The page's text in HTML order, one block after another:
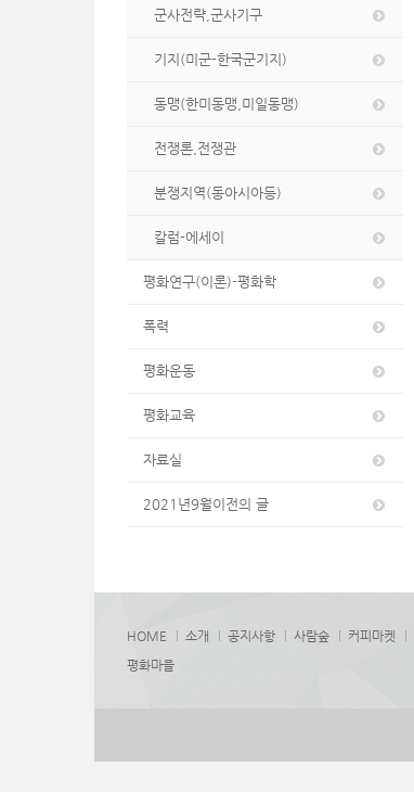
군사전략,군사기구
기지(미군-한국군기지)
동맹(한미동맹,미일동맹)
전쟁론,전쟁관
분쟁지역(동아시아등)
칼럼-에세이
평화연구(이론)-평화학
폭력
평화운동
평화교육
자료실
2021년9월이전의 글
HOME 소개 공지사항 사람숲 커피마켓
평화마을